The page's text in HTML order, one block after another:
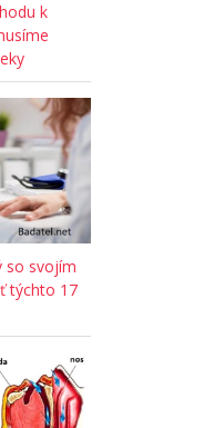
k
so svojím
týchto 17